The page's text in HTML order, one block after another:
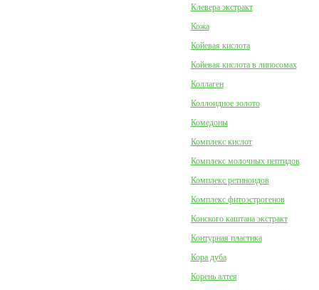
Клевера экстракт
Кожа
Койевая кислота
Койевая кислота в липосомах
Коллаген
Коллоидное золото
Комедоны
Комплекс кислот
Комплекс молочных пептидов
Комплекс ретиноидов
Комплекс фитоэстрогенов
Конского каштана экстракт
Контурная пластика
Кора дуба
Корень алтея